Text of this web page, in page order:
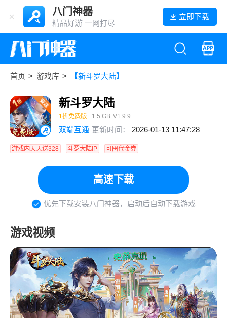
八门神器
精品好游 一网打尽
立即下载
首页 > 游戏库 > 【新斗罗大陆】
新斗罗大陆
1折免费版 1.5 GB V1.9.9
双端互通 更新时间： 2026-01-13 11:47:28
游戏内天天送328 斗罗大陆IP 可囤代金券
高速下载
优先下载安装八门神器，启动后自动下载游戏
游戏视频